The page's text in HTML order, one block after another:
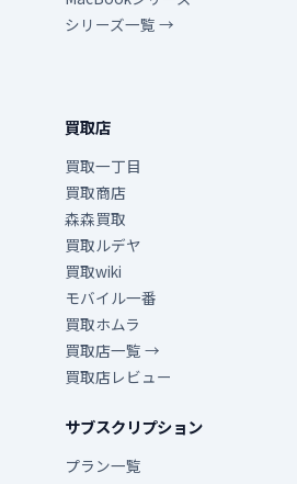
シリーズ一覧 →
買取店
買取一丁目
買取商店
森森買取
買取ルデヤ
買取wiki
モバイル一番
買取ホムラ
買取店一覧 →
買取店レビュー
サブスクリプション
プラン一覧